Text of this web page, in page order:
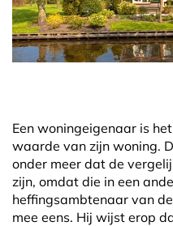
Een woningeigenaar is
waarde van zijn woning.
onder meer dat de
zijn, omdat die in een
heffingsambtenaar van
mee eens. Hij wijst erop